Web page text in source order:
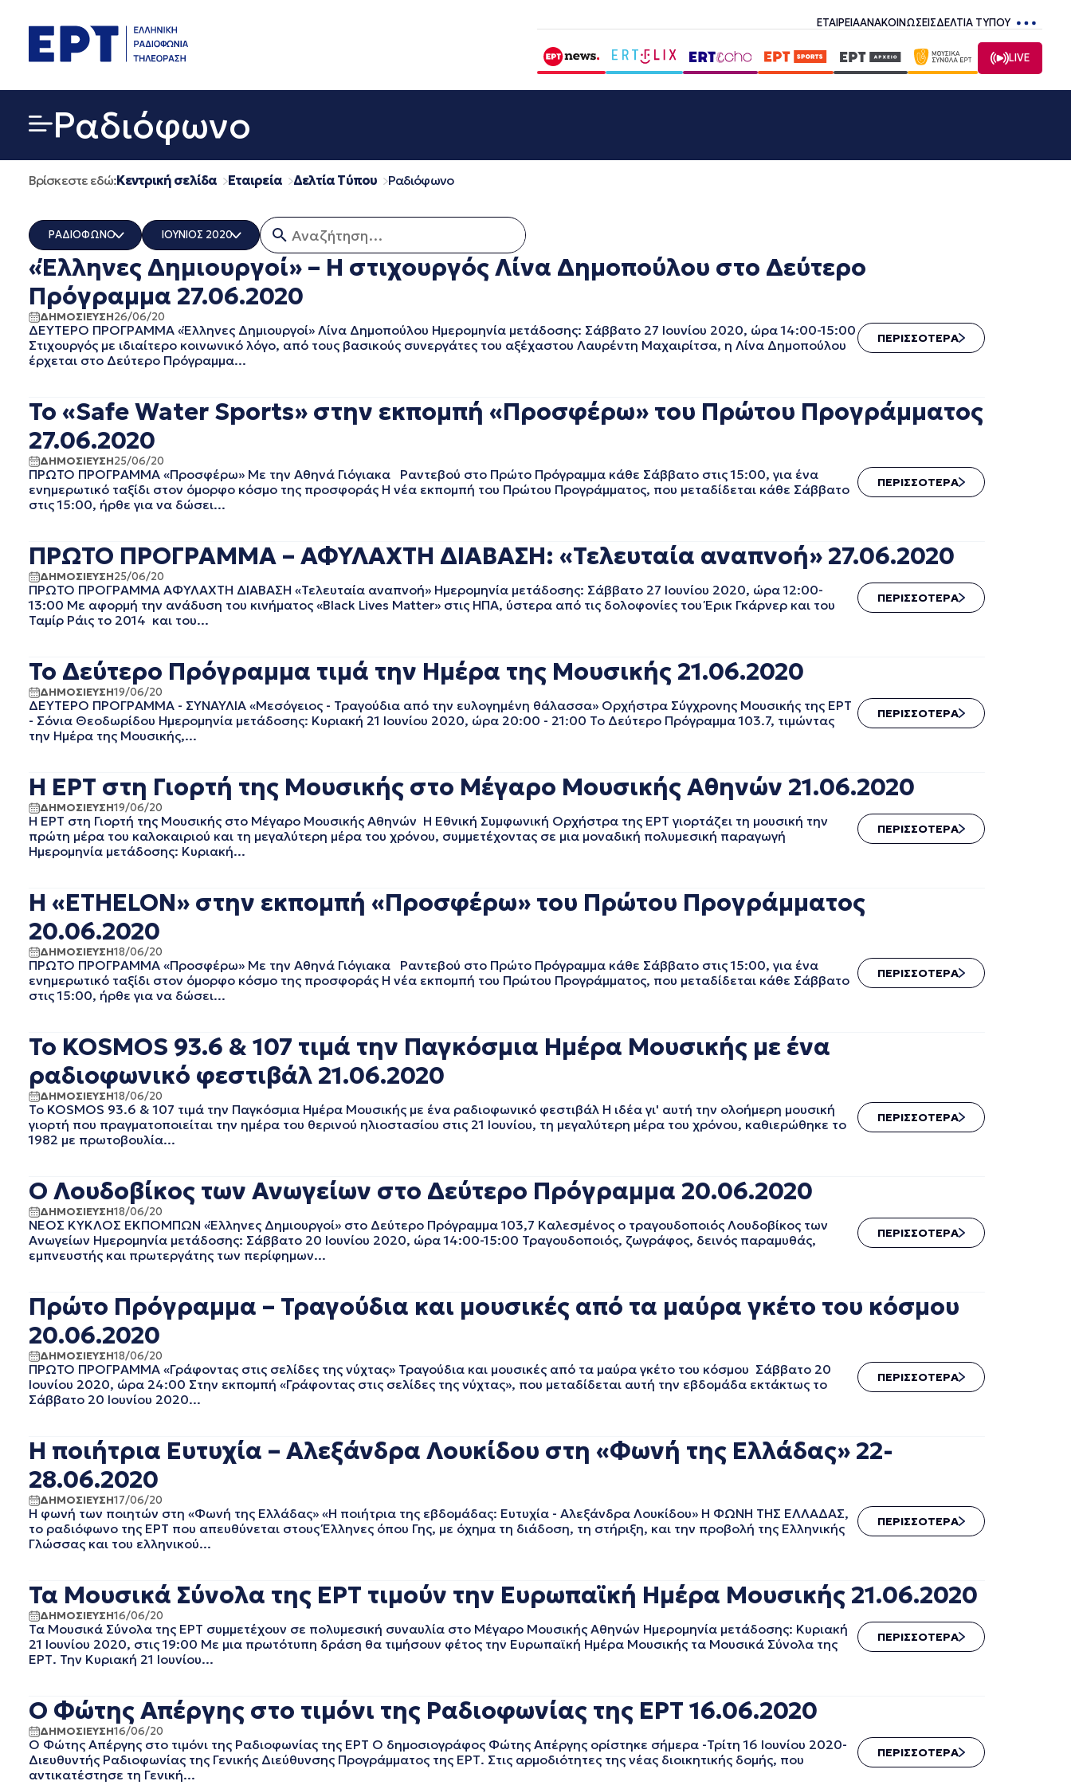
περιεχόμενο
ΕΤΑΙΡΕΙΑΑΝΑΚΟΙΝΩΣΕΙΣΔΕΛΤΙΑ ΤΥΠΟΥ
LIVE
Ραδιόφωνο
Βρίσκεστε εδώ:Κεντρική σελίδα Εταιρεία Δελτία Τύπου Ραδιόφωνο
ΡΑΔΙΟΦΩΝΟ
ΟΛΑ
ERT COSMOS
ERTECHO
ERTFLIX
EUROVISION - EBU
EΡΤ1
EΡΤNEWS
ΑΘΛΗΤΙΚΑ
ΓΕΝΙΚΗ
ΓΡΑΦΕΙΟ ΤΥΠΟΥ ΕΡΤ
ΚΙΝΗΜΑΤΟΓΡΑΦΙΚΕΣ
ΤΑΙΝΙΕΣ
ΤΗΛΕΟΡΑΣΗ
ΙΟΥΝΙΟΣ 2020
ΟΛΑ
ΔΕΚΕΜΒΡΙΟΣ 2025
ΝΟΕΜΒΡΙΟΣ 2025
ΟΚΤΩΒΡΙΟΣ 2025
ΣΕΠΤΕΜΒΡΙΟΣ 2025
ΑΥΓΟΥΣΤΟΣ 2025
ΜΑΙΟΣ 2025
ΦΕΒΡΟΥΑΡΙΟΣ 2025
ΙΑΝΟΥΑΡΙΟΣ 2025
ΔΕΚΕΜΒΡΙΟΣ 2024
ΣΕΠΤΕΜΒΡΙΟΣ 2024
ΑΥΓΟΥΣΤΟΣ 2024
ΙΟΥΛΙΟΣ 2024
ΙΟΥΝΙΟΣ 2024
ΜΑΡΤΙΟΣ 2024
ΦΕΒΡΟΥΑΡΙΟΣ 2024
ΙΑΝΟΥΑΡΙΟΣ 2024
ΔΕΚΕΜΒΡΙΟΣ 2023
ΝΟΕΜΒΡΙΟΣ 2023
ΣΕΠΤΕΜΒΡΙΟΣ 2023
ΑΥΓΟΥΣΤΟΣ 2023
ΙΟΥΛΙΟΣ 2023
ΙΟΥΝΙΟΣ 2023
ΜΑΙΟΣ 2023
ΜΑΡΤΙΟΣ 2023
ΦΕΒΡΟΥΑΡΙΟΣ 2023
ΙΑΝΟΥΑΡΙΟΣ 2023
ΔΕΚΕΜΒΡΙΟΣ 2022
ΝΟΕΜΒΡΙΟΣ 2022
ΟΚΤΩΒΡΙΟΣ 2022
ΣΕΠΤΕΜΒΡΙΟΣ 2022
ΙΟΥΛΙΟΣ 2022
ΙΟΥΝΙΟΣ 2022
ΜΑΙΟΣ 2022
ΑΠΡΙΛΙΟΣ 2022
ΜΑΡΤΙΟΣ 2022
ΦΕΒΡΟΥΑΡΙΟΣ 2022
ΙΑΝΟΥΑΡΙΟΣ 2022
ΝΟΕΜΒΡΙΟΣ 2021
ΟΚΤΩΒΡΙΟΣ 2021
ΣΕΠΤΕΜΒΡΙΟΣ 2021
ΑΥΓΟΥΣΤΟΣ 2021
ΙΟΥΛΙΟΣ 2021
ΜΑΙΟΣ 2021
ΑΠΡΙΛΙΟΣ 2021
ΜΑΡΤΙΟΣ 2021
ΦΕΒΡΟΥΑΡΙΟΣ 2021
ΙΑΝΟΥΑΡΙΟΣ 2021
ΔΕΚΕΜΒΡΙΟΣ 2020
ΝΟΕΜΒΡΙΟΣ 2020
ΣΕΠΤΕΜΒΡΙΟΣ 2020
ΑΥΓΟΥΣΤΟΣ 2020
ΙΟΥΛΙΟΣ 2020
ΙΟΥΝΙΟΣ 2020
ΜΑΙΟΣ 2020
ΑΠΡΙΛΙΟΣ 2020
ΜΑΡΤΙΟΣ 2020
ΙΑΝΟΥΑΡΙΟΣ 2020
ΔΕΚΕΜΒΡΙΟΣ 2019
ΝΟΕΜΒΡΙΟΣ 2019
ΟΚΤΩΒΡΙΟΣ 2019
ΣΕΠΤΕΜΒΡΙΟΣ 2019
ΙΟΥΛΙΟΣ 2019
ΙΟΥΝΙΟΣ 2019
ΜΑΙΟΣ 2019
ΑΠΡΙΛΙΟΣ 2019
ΜΑΡΤΙΟΣ 2019
Αναζήτηση για:
«Έλληνες Δημιουργοί» – Η στιχουργός Λίνα Δημοπούλου στο Δεύτερο
Πρόγραμμα 27.06.2020
ΔΗΜΟΣΙΕΥΣΗ26/06/20
ΔΕΥΤΕΡΟ ΠΡΟΓΡΑΜΜΑ «Έλληνες Δημιουργοί» Λίνα Δημοπούλου Ημερομηνία μετάδοσης: Σάββατο 27 Ιουνίου 2020, ώρα 14:00-15:00
Στιχουργός με ιδιαίτερο κοινωνικό λόγο, από τους βασικούς συνεργάτες του αξέχαστου Λαυρέντη Μαχαιρίτσα, η Λίνα Δημοπούλου
έρχεται στο Δεύτερο Πρόγραμμα...
ΠΕΡΙΣΣΟΤΕΡΑ
Το «Safe Water Sports» στην εκπομπή «Προσφέρω» του Πρώτου Προγράμματος
27.06.2020
ΔΗΜΟΣΙΕΥΣΗ25/06/20
ΠΡΩΤΟ ΠΡΟΓΡΑΜΜΑ «Προσφέρω» Με την Αθηνά Γιόγιακα Ραντεβού στο Πρώτο Πρόγραμμα κάθε Σάββατο στις 15:00, για ένα
ενημερωτικό ταξίδι στον όμορφο κόσμο της προσφοράς Η νέα εκπομπή του Πρώτου Προγράμματος, που μεταδίδεται κάθε Σάββατο
στις 15:00, ήρθε για να δώσει...
ΠΕΡΙΣΣΟΤΕΡΑ
ΠΡΩΤΟ ΠΡΟΓΡΑΜΜΑ – ΑΦΥΛΑΧΤΗ ΔΙΑΒΑΣΗ: «Τελευταία αναπνοή» 27.06.2020
ΔΗΜΟΣΙΕΥΣΗ25/06/20
ΠΡΩΤΟ ΠΡΟΓΡΑΜΜΑ ΑΦΥΛΑΧΤΗ ΔΙΑΒΑΣΗ «Τελευταία αναπνοή» Ημερομηνία μετάδοσης: Σάββατο 27 Ιουνίου 2020, ώρα 12:00-
13:00 Με αφορμή την ανάδυση του κινήματος «Black Lives Matter» στις ΗΠΑ, ύστερα από τις δολοφονίες του Έρικ Γκάρνερ και του
Ταμίρ Ράις το 2014 και του...
ΠΕΡΙΣΣΟΤΕΡΑ
Το Δεύτερο Πρόγραμμα τιμά την Ημέρα της Μουσικής 21.06.2020
ΔΗΜΟΣΙΕΥΣΗ19/06/20
ΔΕΥΤΕΡΟ ΠΡΟΓΡΑΜΜΑ - ΣΥΝΑΥΛΙΑ «Μεσόγειος - Τραγούδια από την ευλογημένη θάλασσα» Ορχήστρα Σύγχρονης Μουσικής της ΕΡΤ
- Σόνια Θεοδωρίδου Ημερομηνία μετάδοσης: Κυριακή 21 Ιουνίου 2020, ώρα 20:00 - 21:00 Το Δεύτερο Πρόγραμμα 103.7, τιμώντας
την Ημέρα της Μουσικής,...
ΠΕΡΙΣΣΟΤΕΡΑ
Η ΕΡΤ στη Γιορτή της Μουσικής στο Μέγαρο Μουσικής Αθηνών 21.06.2020
ΔΗΜΟΣΙΕΥΣΗ19/06/20
Η ΕΡΤ στη Γιορτή της Μουσικής στο Μέγαρο Μουσικής Αθηνών Η Εθνική Συμφωνική Ορχήστρα της ΕΡΤ γιορτάζει τη μουσική την
πρώτη μέρα του καλοκαιριού και τη μεγαλύτερη μέρα του χρόνου, συμμετέχοντας σε μια μοναδική πολυμεσική παραγωγή
Ημερομηνία μετάδοσης: Κυριακή...
ΠΕΡΙΣΣΟΤΕΡΑ
Η «ETHELON» στην εκπομπή «Προσφέρω» του Πρώτου Προγράμματος
20.06.2020
ΔΗΜΟΣΙΕΥΣΗ18/06/20
ΠΡΩΤΟ ΠΡΟΓΡΑΜΜΑ «Προσφέρω» Με την Αθηνά Γιόγιακα Ραντεβού στο Πρώτο Πρόγραμμα κάθε Σάββατο στις 15:00, για ένα
ενημερωτικό ταξίδι στον όμορφο κόσμο της προσφοράς Η νέα εκπομπή του Πρώτου Προγράμματος, που μεταδίδεται κάθε Σάββατο
στις 15:00, ήρθε για να δώσει...
ΠΕΡΙΣΣΟΤΕΡΑ
To KOSMOS 93.6 & 107 τιμά την Παγκόσμια Ημέρα Μουσικής με ένα
ραδιοφωνικό φεστιβάλ 21.06.2020
ΔΗΜΟΣΙΕΥΣΗ18/06/20
To KOSMOS 93.6 & 107 τιμά την Παγκόσμια Ημέρα Μουσικής με ένα ραδιοφωνικό φεστιβάλ Η ιδέα γι' αυτή την ολοήμερη μουσική
γιορτή που πραγματοποιείται την ημέρα του θερινού ηλιοστασίου στις 21 Ιουνίου, τη μεγαλύτερη μέρα του χρόνου, καθιερώθηκε το
1982 με πρωτοβουλία...
ΠΕΡΙΣΣΟΤΕΡΑ
Ο Λουδοβίκος των Ανωγείων στο Δεύτερο Πρόγραμμα 20.06.2020
ΔΗΜΟΣΙΕΥΣΗ18/06/20
ΝΕΟΣ ΚΥΚΛΟΣ ΕΚΠΟΜΠΩΝ «Έλληνες Δημιουργοί» στο Δεύτερο Πρόγραμμα 103,7 Καλεσμένος ο τραγουδοποιός Λουδοβίκος των
Ανωγείων Ημερομηνία μετάδοσης: Σάββατο 20 Ιουνίου 2020, ώρα 14:00-15:00 Τραγουδοποιός, ζωγράφος, δεινός παραμυθάς,
εμπνευστής και πρωτεργάτης των περίφημων...
ΠΕΡΙΣΣΟΤΕΡΑ
Πρώτο Πρόγραμμα – Τραγούδια και μουσικές από τα μαύρα γκέτο του κόσμου
20.06.2020
ΔΗΜΟΣΙΕΥΣΗ18/06/20
ΠΡΩΤΟ ΠΡΟΓΡΑΜΜΑ «Γράφοντας στις σελίδες της νύχτας» Τραγούδια και μουσικές από τα μαύρα γκέτο του κόσμου Σάββατο 20
Ιουνίου 2020, ώρα 24:00 Στην εκπομπή «Γράφοντας στις σελίδες της νύχτας», που μεταδίδεται αυτή την εβδομάδα εκτάκτως το
Σάββατο 20 Ιουνίου 2020...
ΠΕΡΙΣΣΟΤΕΡΑ
Η ποιήτρια Ευτυχία – Αλεξάνδρα Λουκίδου στη «Φωνή της Ελλάδας» 22-
28.06.2020
ΔΗΜΟΣΙΕΥΣΗ17/06/20
Η φωνή των ποιητών στη «Φωνή της Ελλάδας» «Η ποιήτρια της εβδομάδας: Ευτυχία - Αλεξάνδρα Λουκίδου» Η ΦΩΝΗ ΤΗΣ ΕΛΛΑΔΑΣ,
το ραδιόφωνο της ΕΡΤ που απευθύνεται στους Έλληνες όπου Γης, με όχημα τη διάδοση, τη στήριξη, και την προβολή της Ελληνικής
Γλώσσας και του ελληνικού...
ΠΕΡΙΣΣΟΤΕΡΑ
Τα Μουσικά Σύνολα της ΕΡΤ τιμούν την Ευρωπαϊκή Ημέρα Μουσικής 21.06.2020
ΔΗΜΟΣΙΕΥΣΗ16/06/20
Τα Μουσικά Σύνολα της ΕΡΤ συμμετέχουν σε πολυμεσική συναυλία στο Μέγαρο Μουσικής Αθηνών Ημερομηνία μετάδοσης: Κυριακή
21 Ιουνίου 2020, στις 19:00 Με μια πρωτότυπη δράση θα τιμήσουν φέτος την Ευρωπαϊκή Ημέρα Μουσικής τα Μουσικά Σύνολα της
ΕΡΤ. Την Κυριακή 21 Ιουνίου...
ΠΕΡΙΣΣΟΤΕΡΑ
Ο Φώτης Απέργης στο τιμόνι της Ραδιοφωνίας της ΕΡΤ 16.06.2020
ΔΗΜΟΣΙΕΥΣΗ16/06/20
Ο Φώτης Απέργης στο τιμόνι της Ραδιοφωνίας της ΕΡΤ Ο δημοσιογράφος Φώτης Απέργης ορίστηκε σήμερα -Τρίτη 16 Ιουνίου 2020-
Διευθυντής Ραδιοφωνίας της Γενικής Διεύθυνσης Προγράμματος της ΕΡΤ. Στις αρμοδιότητες της νέας διοικητικής δομής, που
αντικατέστησε τη Γενική...
ΠΕΡΙΣΣΟΤΕΡΑ